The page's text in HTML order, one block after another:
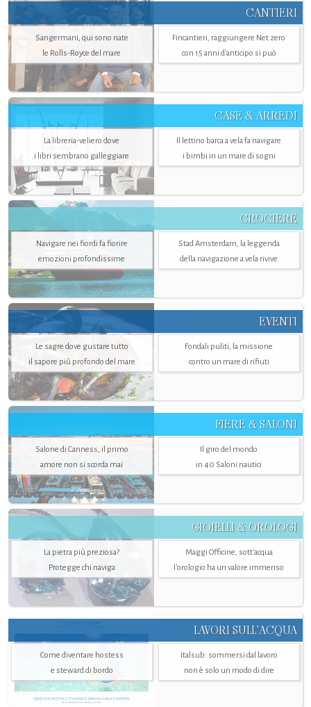
CANTIERI
Sangermani, qui sono nate
le Rolls-Royce del mare
Fincantieri, raggiungere Net zero
con 15 anni d'anticipo si può
CASE & ARREDI
La libreria-veliero dove
i libri sembrano galleggiare
Il lettino barca a vela fa navigare
i bimbi in un mare di sogni
CROCIERE
Navigare nei fiordi fa fiorire
emozioni profondissime
Stad Amsterdam, la leggenda
della navigazione a vela rivive
EVENTI
Le sagre dove gustare tutto
il sapore più profondo del mare
Fondali puliti, la missione
contro un mare di rifiuti
FIERE & SALONI
Salone di Canness, il primo
amore non si scorda mai
Il giro del mondo
in 40 Saloni nautici
GIOIELLI & OROLOGI
La pietra più preziosa?
Protegge chi naviga
Maggi Officine, sott’acqua
l'orologio ha un valore immenso
LAVORI SULL’ACQUA
Come diventare hostess
e steward di bordo
Italsub: sommersi dal lavoro
non è solo un modo di dire